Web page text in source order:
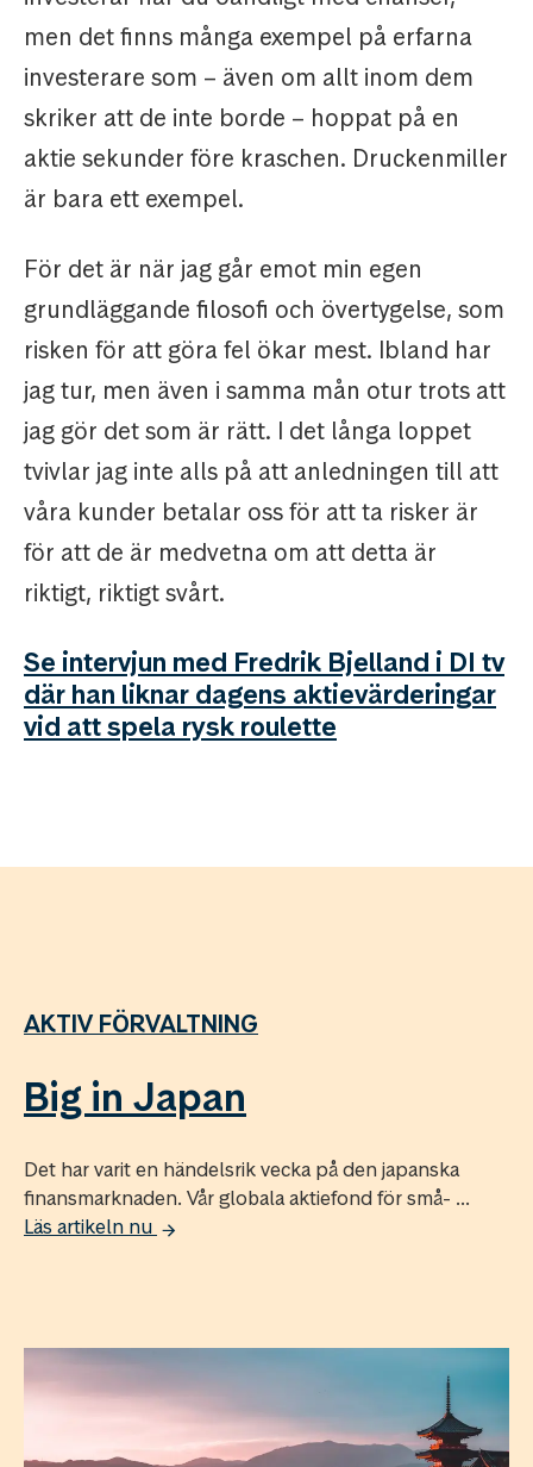
men det finns många exempel på erfarna
investerare som – även om allt inom dem
skriker att de inte borde – hoppat på en
aktie sekunder före kraschen. Druckenmiller
är bara ett exempel.
För det är när jag går emot min egen
grundläggande filosofi och övertygelse, som
risken för att göra fel ökar mest. Ibland har
jag tur, men även i samma mån otur trots att
jag gör det som är rätt. I det långa loppet
tvivlar jag inte alls på att anledningen till att
våra kunder betalar oss för att ta risker är
för att de är medvetna om att detta är
riktigt, riktigt svårt.
Se intervjun med Fredrik Bjelland i DI tv
där han liknar dagens aktievärderingar
vid att spela rysk roulette
AKTIV FÖRVALTNING
Big in Japan
Det har varit en händelsrik vecka på den japanska
finansmarknaden. Vår globala aktiefond för små- ...
Läs artikeln nu